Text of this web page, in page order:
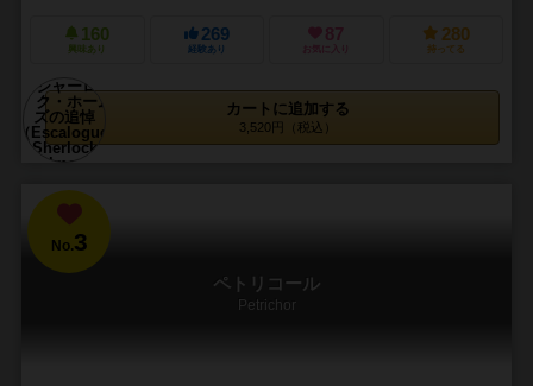
160
興味あり
269
経験あり
87
お気に入り
280
持ってる
カートに追加する
3,520円（税込）
No.3
ペトリコール
Petrichor